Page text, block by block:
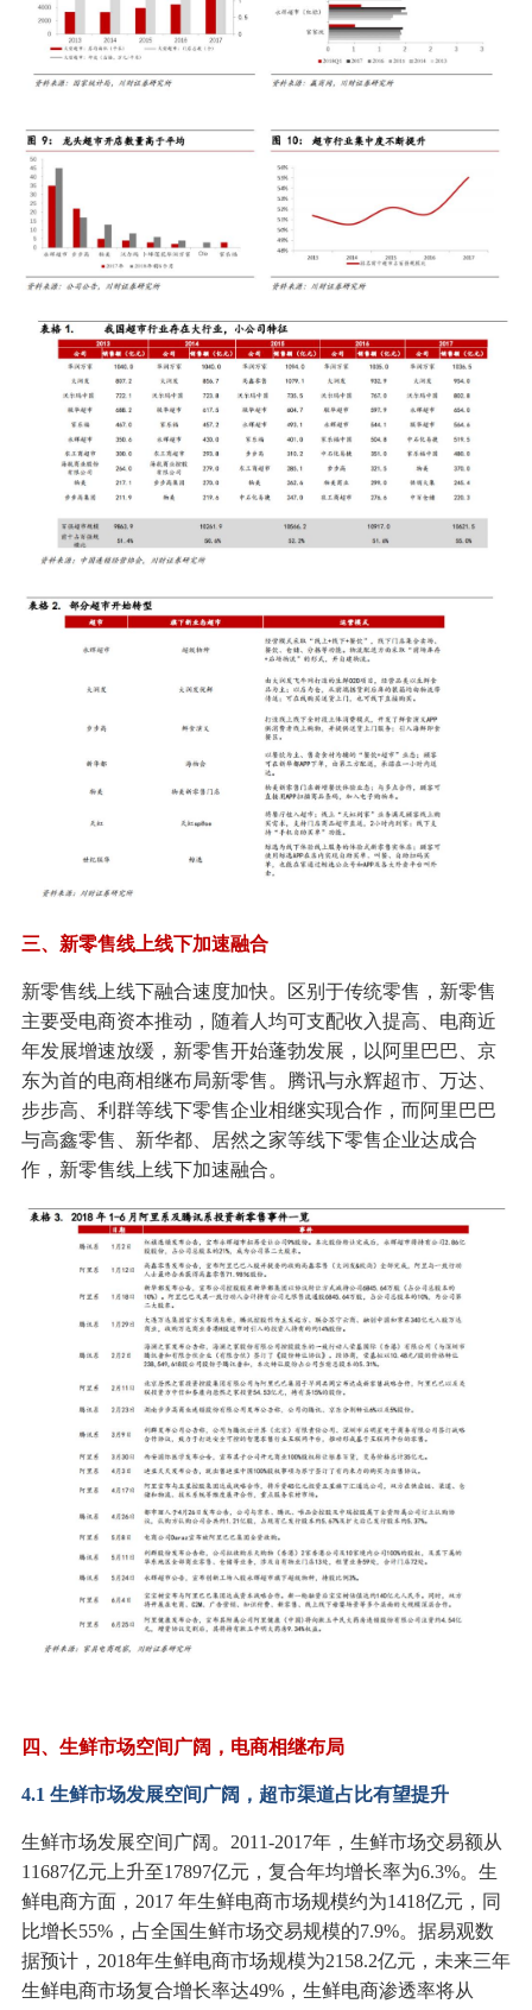
三、新零售线上线下加速融合
新零售线上线下融合速度加快。区别于传统零售，新零售
主要受电商资本推动，随着人均可支配收入提高、电商近
年发展增速放缓，新零售开始蓬勃发展，以阿里巴巴、京
东为首的电商相继布局新零售。腾讯与永辉超市、万达、
步步高、利群等线下零售企业相继实现合作，而阿里巴巴
与高鑫零售、新华都、居然之家等线下零售企业达成合
作，新零售线上线下加速融合。
四、生鲜市场空间广阔，电商相继布局
4.1 生鲜市场发展空间广阔，超市渠道占比有望提升
生鲜市场发展空间广阔。2011-2017年，生鲜市场交易额从
11687亿元上升至17897亿元，复合年均增长率为6.3%。生
鲜电商方面，2017 年生鲜电商市场规模约为1418亿元，同
比增长55%，占全国生鲜市场交易规模的7.9%。据易观数
据预计，2018年生鲜电商市场规模为2158.2亿元，未来三年
生鲜电商市场复合增长率达49%，生鲜电商渗透率将从